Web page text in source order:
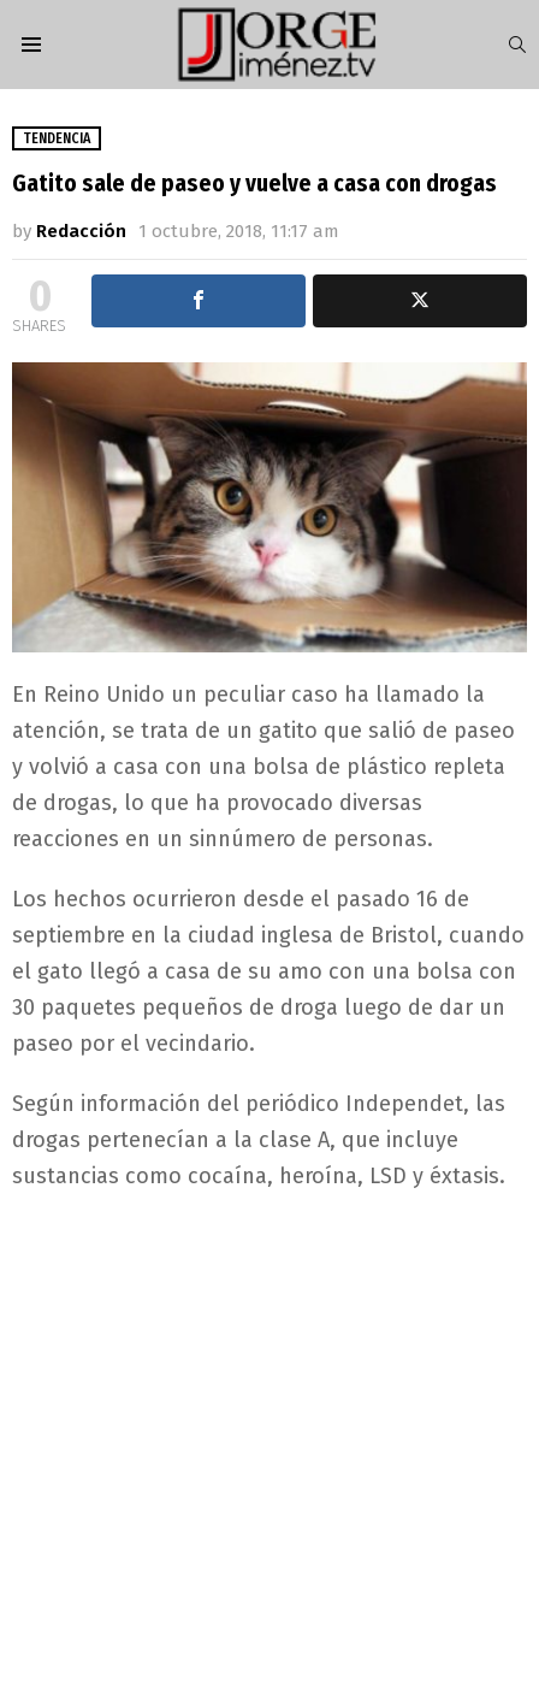
TENDENCIA
Gatito sale de paseo y vuelve a casa con drogas
by Redacción 1 octubre, 2018, 11:17 am
0
SHARES
En Reino Unido un peculiar caso ha llamado la
atención, se trata de un gatito que salió de paseo
y volvió a casa con una bolsa de plástico repleta
de drogas, lo que ha provocado diversas
reacciones en un sinnúmero de personas.
Los hechos ocurrieron desde el pasado 16 de
septiembre en la ciudad inglesa de Bristol, cuando
el gato llegó a casa de su amo con una bolsa con
30 paquetes pequeños de droga luego de dar un
paseo por el vecindario.
Según información del periódico Independet, las
drogas pertenecían a la clase A, que incluye
sustancias como cocaína, heroína, LSD y éxtasis.